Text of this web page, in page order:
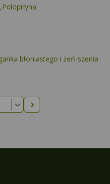
błoniastego i żeń-szenia
strona Następna strona